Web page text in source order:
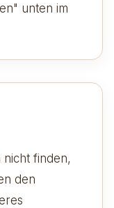
unten im
nicht finden,
den